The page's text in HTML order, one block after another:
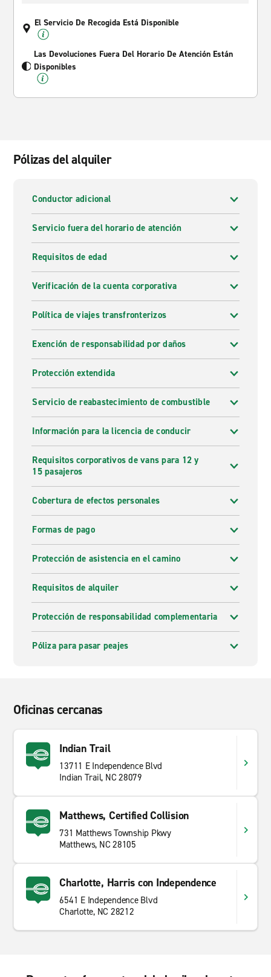
El Servicio De Recogida Está Disponible
Las Devoluciones Fuera Del Horario De Atención Están
Disponibles
Pólizas del alquiler
Conductor adicional
Servicio fuera del horario de atención
Requisitos de edad
Verificación de la cuenta corporativa
Política de viajes transfronterizos
Exención de responsabilidad por daños
Protección extendida
Servicio de reabastecimiento de combustible
Información para la licencia de conducir
Requisitos corporativos de vans para 12 y
15 pasajeros
Cobertura de efectos personales
Formas de pago
Protección de asistencia en el camino
Requisitos de alquiler
Protección de responsabilidad complementaria
Póliza para pasar peajes
Oficinas cercanas
Indian Trail
13711 E Independence Blvd
Indian Trail, NC 28079
Matthews, Certified Collision
731 Matthews Township Pkwy
Matthews, NC 28105
Charlotte, Harris con Independence
6541 E Independence Blvd
Charlotte, NC 28212